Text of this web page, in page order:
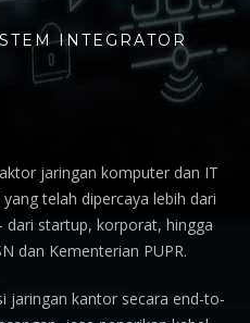
INTEGRATOR
jaringan komputer dan IT
telah dipercaya lebih dari
startup, korporat, hingga
dan Kementerian PUPR.
jaringan kantor secara end-to-